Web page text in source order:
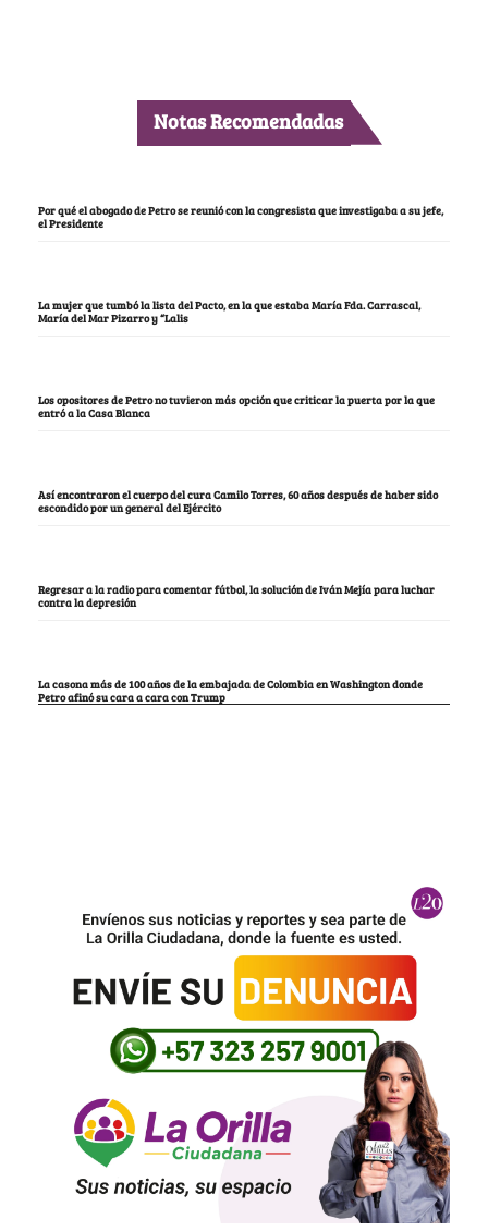
Notas Recomendadas
Por qué el abogado de Petro se reunió con la congresista que investigaba a su jefe,
el Presidente
La mujer que tumbó la lista del Pacto, en la que estaba María Fda. Carrascal,
María del Mar Pizarro y “Lalis
Los opositores de Petro no tuvieron más opción que criticar la puerta por la que
entró a la Casa Blanca
Así encontraron el cuerpo del cura Camilo Torres, 60 años después de haber sido
escondido por un general del Ejército
Regresar a la radio para comentar fútbol, la solución de Iván Mejía para luchar
contra la depresión
La casona más de 100 años de la embajada de Colombia en Washington donde
Petro afinó su cara a cara con Trump